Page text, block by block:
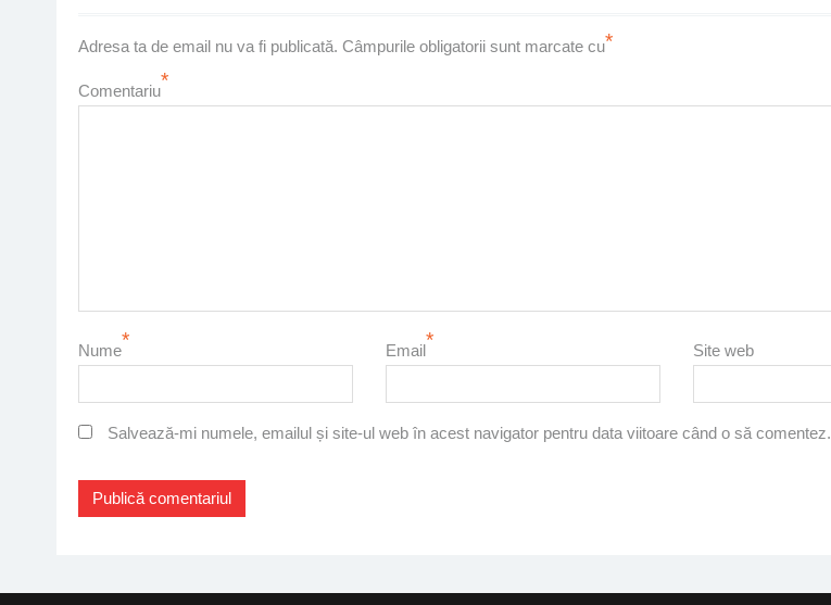
Adresa ta de email nu va fi publicată. Câmpurile obligatorii sunt marcate cu*
Comentariu*
Nume* Email* Site web
Salvează-mi numele, emailul și site-ul web în acest navigator pentru data viitoare când o să comentez.